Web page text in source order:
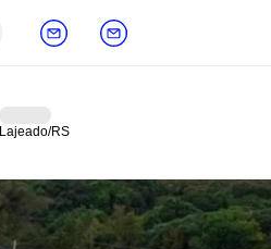
Lajeado/RS